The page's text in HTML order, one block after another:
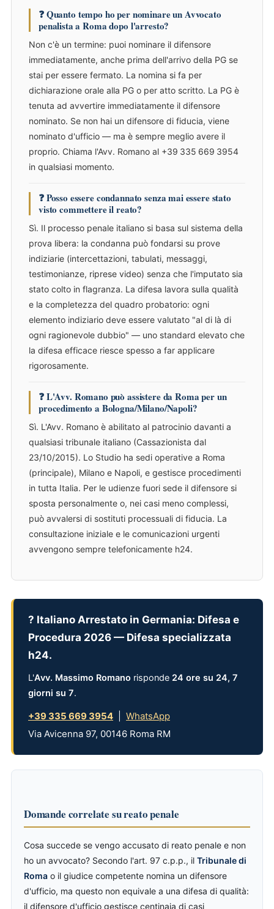
❓ Quanto tempo ho per nominare un Avvocato
penalista a Roma dopo l'arresto?
Non c'è un termine: puoi nominare il difensore
immediatamente, anche prima dell'arrivo della PG se
stai per essere fermato. La nomina si fa per
dichiarazione orale alla PG o per atto scritto. La PG è
tenuta ad avvertire immediatamente il difensore
nominato. Se non hai un difensore di fiducia, viene
nominato d'ufficio — ma è sempre meglio avere il
proprio. Chiama l'Avv. Romano al +39 335 669 3954
in qualsiasi momento.
❓ Posso essere condannato senza mai essere stato
visto commettere il reato?
Sì. Il processo penale italiano si basa sul sistema della
prova libera: la condanna può fondarsi su prove
indiziarie (intercettazioni, tabulati, messaggi,
testimonianze, riprese video) senza che l'imputato sia
stato colto in flagranza. La difesa lavora sulla qualità
e la completezza del quadro probatorio: ogni
elemento indiziario deve essere valutato "al di là di
ogni ragionevole dubbio" — uno standard elevato che
la difesa efficace riesce spesso a far applicare
rigorosamente.
❓ L'Avv. Romano può assistere da Roma per un
procedimento a Bologna/Milano/Napoli?
Sì. L'Avv. Romano è abilitato al patrocinio davanti a
qualsiasi tribunale italiano (Cassazionista dal
23/10/2015). Lo Studio ha sedi operative a Roma
(principale), Milano e Napoli, e gestisce procedimenti
in tutta Italia. Per le udienze fuori sede il difensore si
sposta personalmente o, nei casi meno complessi,
può avvalersi di sostituti processuali di fiducia. La
consultazione iniziale e le comunicazioni urgenti
avvengono sempre telefonicamente h24.
? Italiano Arrestato in Germania: Difesa e
Procedura 2026 — Difesa specializzata
h24.
L'Avv. Massimo Romano risponde 24 ore su 24, 7
giorni su 7.
+39 335 669 3954
WhatsApp
Via Avicenna 97, 00146 Roma RM
Domande correlate su reato penale
Cosa succede se vengo accusato di reato penale e non
ho un avvocato? Secondo l'art. 97 c.p.p., il Tribunale di
Roma o il giudice competente nomina un difensore
d'ufficio, ma questo non equivale a una difesa di qualità:
il difensore d'ufficio gestisce centinaia di casi